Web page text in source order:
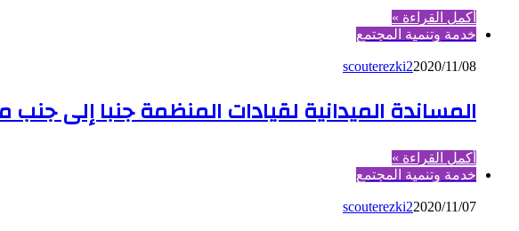
أكمل القراءة »
خدمة وتنمية المجتمع
scouterezki22020/11/08
المساندة الميدانية لقيادات المنظمة جنبا إلى جنب
أكمل القراءة »
خدمة وتنمية المجتمع
scouterezki22020/11/07